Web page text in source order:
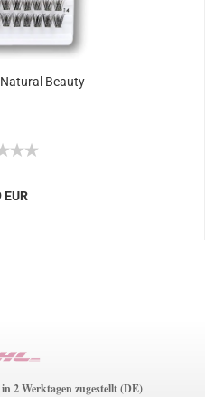
Beauty
EUR
2 Werktagen zugestellt (DE)